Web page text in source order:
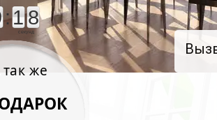
:18
секунд
же